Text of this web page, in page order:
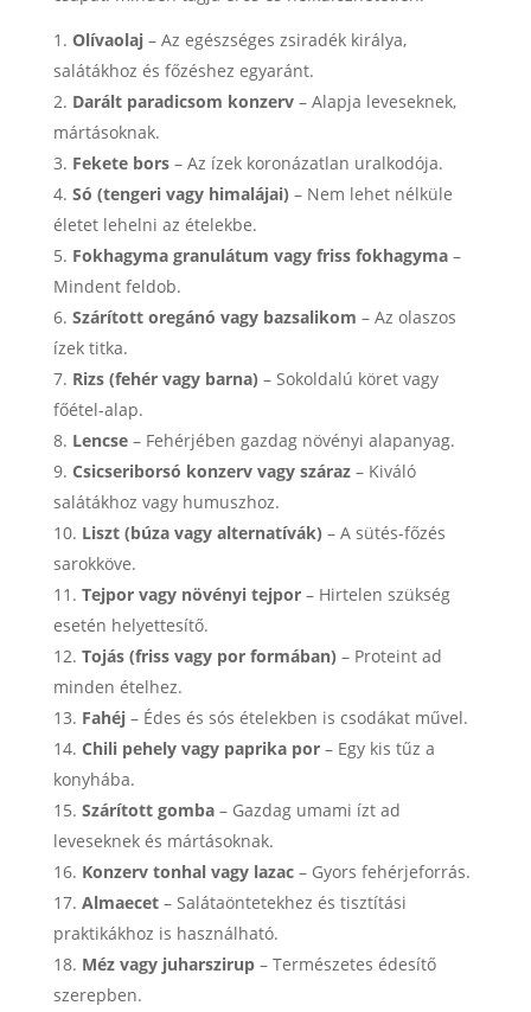
Olívaolaj– Az egészséges zsiradék királya,
salátákhoz és főzéshez egyaránt.
Darált paradicsom konzerv– Alapja leveseknek,
mártásoknak.
Fekete bors– Az ízek koronázatlan uralkodója.
Só (tengeri vagy himalájai) – Nem lehet nélküle
életet lehelni az ételekbe.
Fokhagyma granulátum vagy friss fokhagyma–
Mindent feldob.
Szárított oregánó vagy bazsalikom – Az olaszos
ízek titka.
Rizs (fehér vagy barna) – Sokoldalú köret vagy
főétel-alap.
Lencse– Fehérjében gazdag növényi alapanyag.
Csicseriborsó konzerv vagy száraz– Kiváló
salátákhoz vagy humuszhoz.
Liszt (búza vagy alternatívák) – A sütés-főzés
sarokköve.
Tejpor vagy növényi tejpor– Hirtelen szükség
esetén helyettesítő.
Tojás (friss vagy por formában) – Proteint ad
minden ételhez.
Fahéj– Édes és sós ételekben is csodákat művel.
Chili pehely vagy paprika por– Egy kis tűz a
konyhába.
Szárított gomba– Gazdag umami ízt ad
leveseknek és mártásoknak.
Konzerv tonhal vagy lazac– Gyors fehérjeforrás.
Almaecet– Salátaöntetekhez és tisztítási
praktikákhoz is használható.
Méz vagy juharszirup– Természetes édesítő
szerepben.